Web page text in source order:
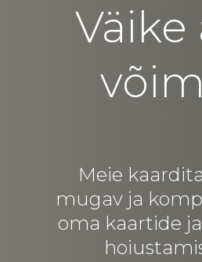
Väike
Meie
mugav ja
oma kaartide